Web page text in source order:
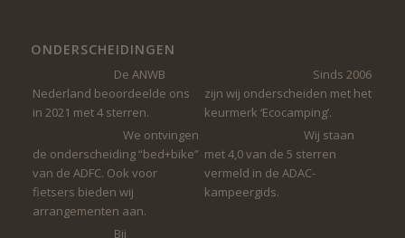
ONDERSCHEIDINGEN
De ANWB
Nederland beoordeelde ons
in 2021 met 4 sterren.
Sinds 2006
zijn wij onderscheiden met het
keurmerk ‘Ecocamping’.
We ontvingen
de onderscheiding “bed+bike”
van de ADFC. Ook voor
fietsers bieden wij
arrangementen aan.
Wij staan ​​
met 4,0 van de 5 sterren
vermeld in de ADAC-
kampeergids.
Bij